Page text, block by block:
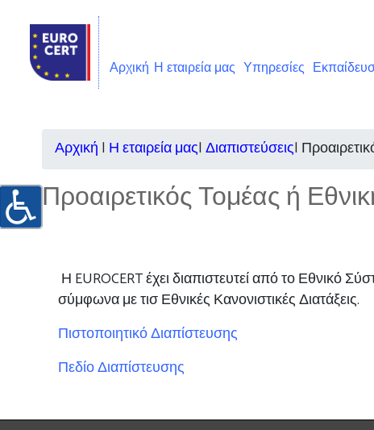
Αρχική Η εταιρεία μας Υπηρεσίες
Αρχική | Η εταιρεία μας| Διαπιστεύσεις|
Προαιρετικός Τομέας ή
Η EUROCERTέχει διαπιστευτεί από το Εθνικό
σύμφωνα με τισ Εθνικές Κανονιστικές Διατάξεις.
Πιστοποιητικό Διαπίστευσης
Πεδίο Διαπίστευσης